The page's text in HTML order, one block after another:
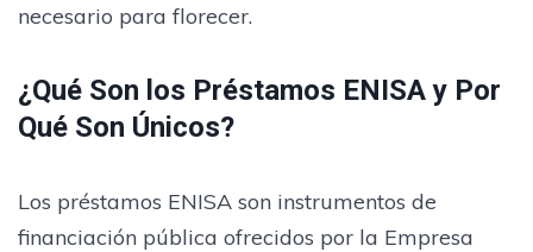
necesario para florecer.
¿Qué Son los Préstamos ENISA y Por
Qué Son Únicos?
Los préstamos ENISA son instrumentos de
financiación pública ofrecidos por la Empresa